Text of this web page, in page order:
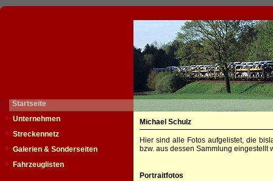
Startseite
Unternehmen
Streckennetz
Galerien & Sonderseiten
Fahrzeuglisten
Michael Schulz
Hier sind alle Fotos aufgelistet, die
bzw. aus dessen Sammlung eingestellt
Portraitfotos